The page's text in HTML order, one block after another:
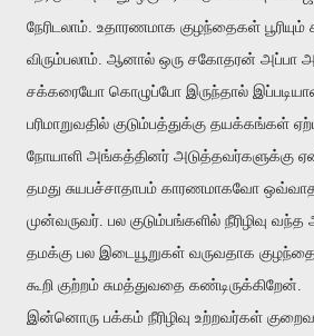
நேரிடலாம். உதாரணமாக குழந்தைகள்
விரும்பலாம். ஆனால் ஒரு சகோதரன் அப்பா
சக்கரையோ கொழுப்போ இருந்தால்
பரிமாறுவதில் குடும்பத்துக்கு தயக்கங்கள்
நோயாளி அங்கத்தினர் அடுத்தவர்களுக்கு
தமது சுயபச்சாதாபம் காரணமாகவோ
முன்வருவர். பல குடும்பங்களில் நீரிழிவு
தமக்கு பல இடையூறுகள் வருவதாக
கூறி குற்றம் சுமத்துவதை கண்டிருக்கிறேன்.
இன்னொரு பக்கம் நீரிழிவு உற்றவர்கள்